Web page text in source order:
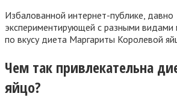
Избалованной интернет-публике, давно
экспериментирующей с разными
по вкусу диета Маргариты Королевой
Чем так привлекательна
яйцо?